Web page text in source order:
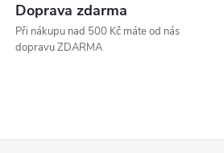
Doprava zdarma
Při nákupu nad 500 Kč máte od nás
dopravu ZDARMA